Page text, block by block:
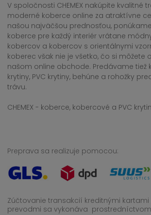
V spoločnosti CHEMEX nakúpite kvalitné
moderné koberce online za atraktívne
našou najväčšou prednosťou,
koberce pre každý interiér vrátane
kobercov a kobercov s orientálnymi
koberec však nie je všetko, čo si môžete
našom online obchode. Predávame tiež
krytiny, PVC krytiny, behúne a rohožky
trávu.
CHEMEX - koberce, kobercové a PVC
Preprava sa realizuje pomocou:
Zúčtovanie transakcií kreditnými
prevodmi sa vykonáva prostredníctvom